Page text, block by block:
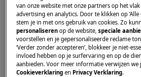
ATTENTION !RISQUE DE
van onze website met onze partners op het
advertising en analytics. Door te klikken op ‘Alle
stem je in met ons gebruik van cookies. Zo
personaliseren op de website,speciale
voorstellen en je gepersonaliseerde reclame
‘Verder zonder accepteren’, blokkeer je niet-
invloed hebben op je surfervaring en op de
aanbieden. Voor meer informatie verwijzen we
Cookieverklaring en Privacy Verklaring.